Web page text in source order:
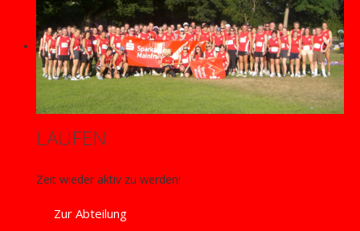
LAUFEN
Zeit wieder aktiv zu werden!
Zur Abteilung